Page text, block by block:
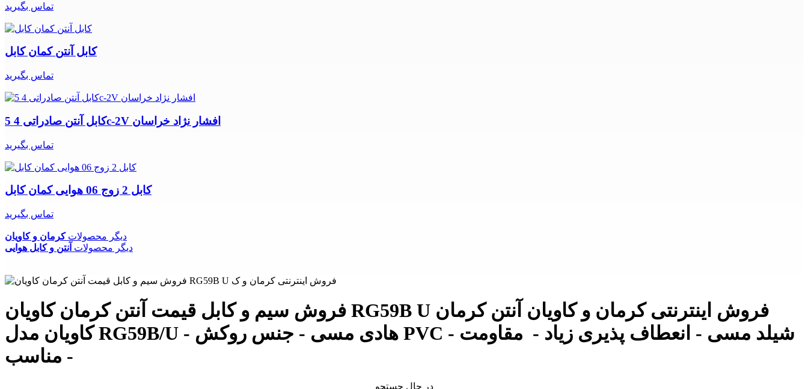
تماس بگیرید
کابل آنتن کمان کابل
تماس بگیرید
کابل آنتن صادراتی 4 5c-2V افشار نژاد خراسان
تماس بگیرید
کابل 2 زوج 06 هوایی کمان کابل
تماس بگیرید
دیگر محصولاتکرمان و کاویان
دیگر محصولات آنتن و کابل هوایی
فروش سیم و کابل قیمت آنتن کرمان کاویان RG59B U فروش اینترنتی کرمان و کاویان آنتن کرمان
کاویان مدل RG59B/U - هادی مسی - جنس روکش PVC - شیلد مسی - انعطاف پذیری زیاد - مقاومت
مناسب -
در حال جستجو